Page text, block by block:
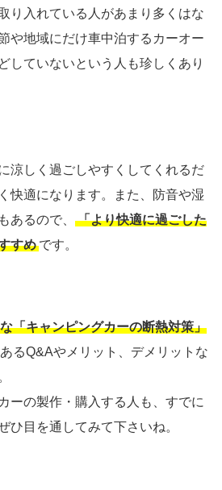
り入れている人があまり多くはな
や地域にだけ車中泊するカーオー
していないという人も珍しくあり
涼しく過ごしやすくしてくれるだ
快適になります。また、防音や湿
あるので、
「より快適に過ごした
すめ です。
「キャンピングカーの断熱対策」
るQ&Aやメリット、デメリットな
ーの製作・購入する人も、すでに
ひ目を通してみて下さいね。